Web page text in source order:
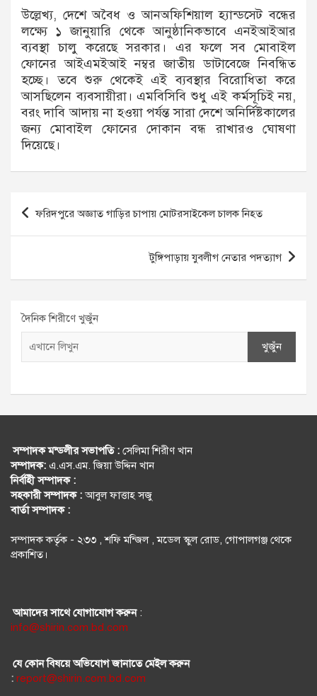
উল্লেখ্য, দেশে অবৈধ ও আনঅফিশিয়াল হ্যান্ডসেট বন্ধের
লক্ষ্যে ১ জানুয়ারি থেকে আনুষ্ঠানিকভাবে এনইআইআর
ব্যবস্থা চালু করেছে সরকার। এর ফলে সব মোবাইল
ফোনের আইএমইআই নম্বর জাতীয় ডাটাবেজে নিবন্ধিত
হচ্ছে। তবে শুরু থেকেই এই ব্যবস্থার বিরোধিতা করে
আসছিলেন ব্যবসায়ীরা। এমবিসিবি শুধু এই কর্মসূচিই নয়,
বরং দাবি আদায় না হওয়া পর্যন্ত সারা দেশে অনির্দিষ্টকালের
জন্য মোবাইল ফোনের দোকান বন্ধ রাখারও ঘোষণা
দিয়েছে।
Post
navigation
ফরিদপুরে অজ্ঞাত গাড়ির চাপায় মোটরসাইকেল চালক নিহত
টুঙ্গিপাড়ায় যুবলীগ নেতার পদত্যাগ
দৈনিক শিরীণে খুজুঁন
খুজুঁন
সম্পাদক মন্ডলীর সভাপতি : সেলিমা শিরীণ খান
সম্পাদক: এ.এস.এম. জিয়া উদ্দিন খান
নির্বহিী সম্পাদক :
সহকারী সম্পাদক :আবুল ফাত্তাহ সজু
বার্তা সম্পাদক :
সম্পাদক কর্তৃক - ২৩৩ , শফি মন্জিল , মডেল স্কুল রোড, গোপালগঞ্জ থেকে
প্রকাশিত।
আমাদের সাথে যোগাযোগ করুন:
info@shirin.com.bd.com
যে কোন বিষয়ে অভিযোগ জানাতে মেইল করুন
: report@shirin.com.bd.com